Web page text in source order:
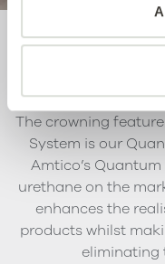
The crowning
System is our
Amtico’s
urethane on the
enhances the
products whilst
eliminating